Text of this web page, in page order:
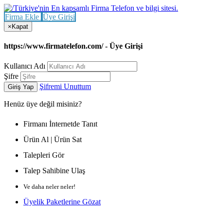
Firma Ekle Üye Girişi
× Kapat
https://www.firmatelefon.com/ - Üye Girişi
Kullanıcı Adı
Şifre
Giriş Yap Şifremi Unuttum
Henüz üye değil misiniz?
Firmanı İnternetde Tanıt
Ürün Al | Ürün Sat
Talepleri Gör
Talep Sahibine Ulaş
Ve daha neler neler!
Üyelik Paketlerine Gözat